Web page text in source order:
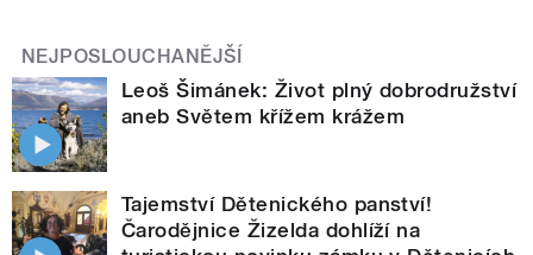
NEJPOSLOUCHANĚJŠÍ
Leoš Šimánek: Život plný dobrodružství
aneb Světem křížem krážem
Tajemství Dětenického panství!
Čarodějnice Žizelda dohlíží na